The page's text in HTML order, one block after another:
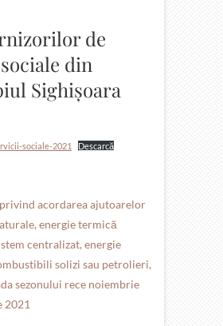
de
din
Sighișoara
sociale-2021 Descarcă
acordarea ajutoarelor
energie termică
centralizat, energie
solizi sau petrolieri,
sezonului rece noiembrie
2021